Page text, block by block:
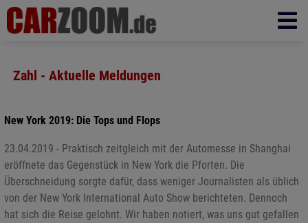
Zahl - Aktuelle Meldungen
New York 2019: Die Tops und Flops
23.04.2019 - Praktisch zeitgleich mit der Automesse in Shanghai
eröffnete das Gegenstück in New York die Pforten. Die
Überschneidung sorgte dafür, dass weniger Journalisten als üblich
von der New York International Auto Show berichteten. Dennoch
hat sich die Reise gelohnt. Wir haben notiert, was uns gut gefallen